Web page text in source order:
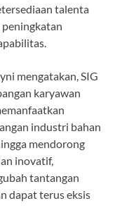
talenta
mengatakan, SIG
karyawan
industri bahan
mendorong
inovatif,
tantangan
dapat terus eksis